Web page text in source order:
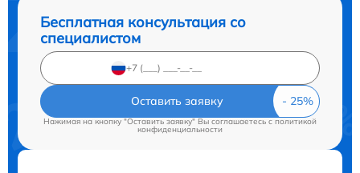
Бесплатная консультация со
специалистом
Оставить заявку
Нажимая на кнопку "Оставить заявку" Вы соглашаетесь cполитикой
конфиденциальности